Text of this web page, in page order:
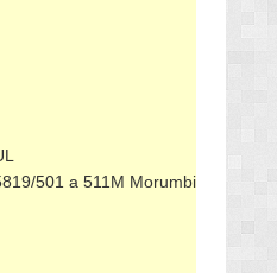
501 a 511M Morumbi